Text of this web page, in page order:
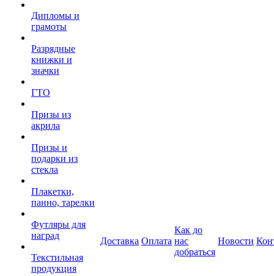
Дипломы и
грамоты
Разрядные
книжки и
значки
ГТО
Призы из
акрила
Призы и
подарки из
стекла
Плакетки,
панно, тарелки
Футляры для
наград
Текстильная
продукция
Доставка Оплата
Как до
нас
добраться
Новости